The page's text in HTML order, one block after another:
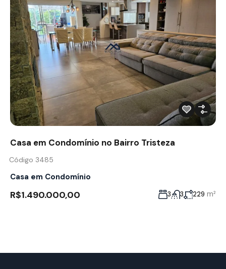
Casa em Condomínio no Bairro Tristeza
Código 3485
Casa em Condomínio
R$1.490.000,00 3 3 229 m²